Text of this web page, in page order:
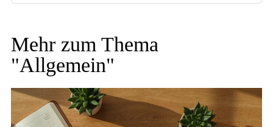
Mehr zum Thema
"Allgemein"